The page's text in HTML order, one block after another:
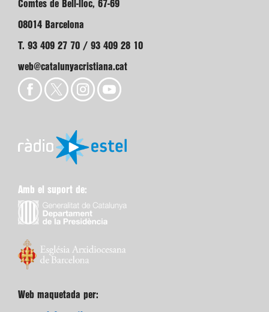
Comtes de Bell-lloc, 67-69
08014 Barcelona
T. 93 409 27 70 / 93 409 28 10
web@catalunyacristiana.cat
Amb el suport de:
Web maquetada per: